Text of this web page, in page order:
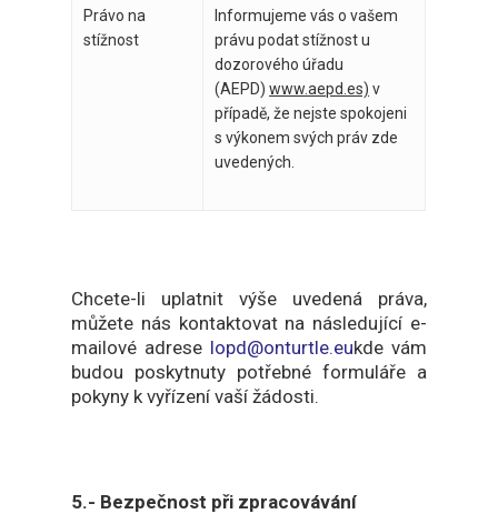
Právo na
stížnost
Informujeme vás o vašem
právu podat stížnost u
dozorového úřadu
(AEPD)www.aepd.es) v
případě, že nejste spokojeni
s výkonem svých práv zde
uvedených.
Chcete-li uplatnit výše uvedená práva,
můžete nás kontaktovat na následující e-
mailové adrese lopd@onturtle.eukde vám
budou poskytnuty potřebné formuláře a
pokyny k vyřízení vaší žádosti.
5.- Bezpečnost při zpracovávání